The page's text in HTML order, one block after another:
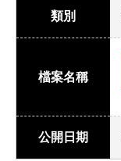
類別
檔案名稱
公開日期